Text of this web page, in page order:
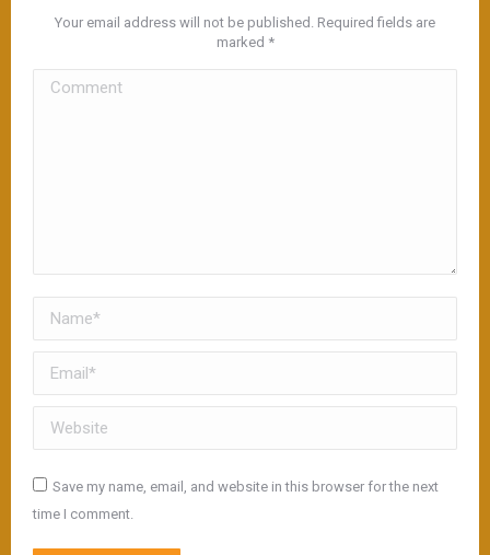
Your email address will not be published. Required fields are
marked *
Comment
Name *
Email *
Website
Save my name, email, and website in this browser for the next
time I comment.